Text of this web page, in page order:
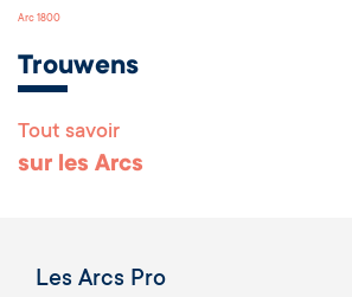
Arc 1800
Trouwens
Tout savoir
sur les Arcs
Les Arcs Pro